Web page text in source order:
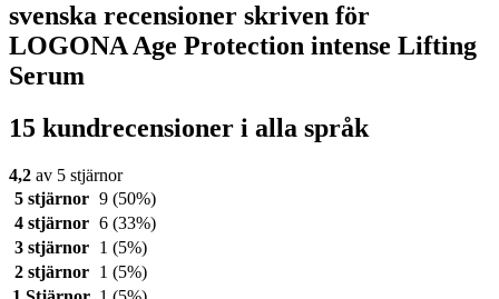
svenska recensioner skriven för
LOGONA Age Protection intense Lifting
Serum
15 kundrecensioner i alla språk
4,2 av 5 stjärnor
5 stjärnor 9 (50%)
4 stjärnor 6 (33%)
3 stjärnor
1 (5%)
2 stjärnor
1 (5%)